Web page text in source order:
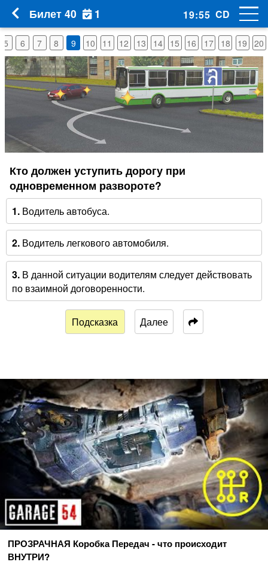
5 6 7 8 9 10 11 12 13 14 15 16 17 18 19 20
Кто должен уступить дорогу при
одновременном развороте?
1.Водитель автобуса.
2.Водитель легкового автомобиля.
3.В данной ситуации водителям следует действовать
по взаимной договоренности.
Подсказка Далее
Билет 40 1 19:54 CD
ПРОЗРАЧНАЯ Коробка Передач - что происходит
ВНУТРИ?